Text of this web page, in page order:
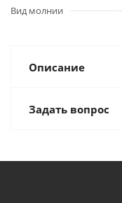
Вид молнии
Описание
Задать вопрос